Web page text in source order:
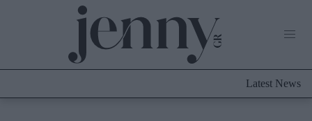
Culture
Latest News